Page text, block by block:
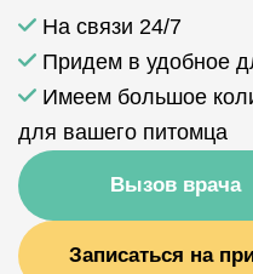
На связи 24/7
Придем в удобное
Имеем большое
для вашего питомца
Вызов врача
Записаться на